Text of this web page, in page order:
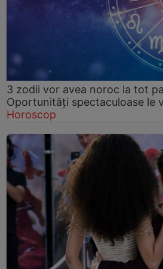
3 zodii vor avea noroc la tot
Oportunități spectaculoase le
Horoscop